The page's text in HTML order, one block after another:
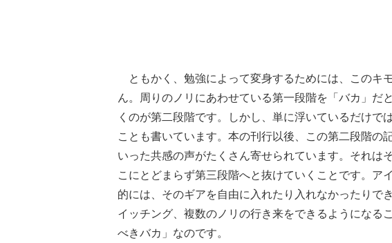
ともかく、勉強によって変身するためには、このキ
ん。周りのノリにあわせている第一段階を「バカ」だ
くのが第二段階です。しかし、単に浮いているだけで
ことも書いています。本の刊行以後、この第二段階の
いった共感の声がたくさん寄せられています。それは
こにとどまらず第三段階へと抜けていくことです。ア
的には、そのギアを自由に入れたり入れなかったりで
イッチング、複数のノリの行き来をできるようになる
べきバカ」なのです。